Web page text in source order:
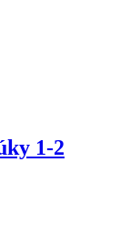
1-2